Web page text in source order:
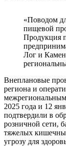
«Поводом
пищевой
Продукция
Лог и
Внеплановые
региона и
межрегиональным
2025 года и 12
подтвердили в
розничной сети,
тяжелых
угрозу для